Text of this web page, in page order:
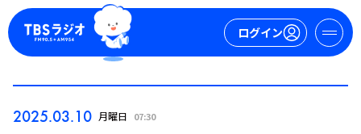
ログイン
2025.03.10 月曜日 07:30